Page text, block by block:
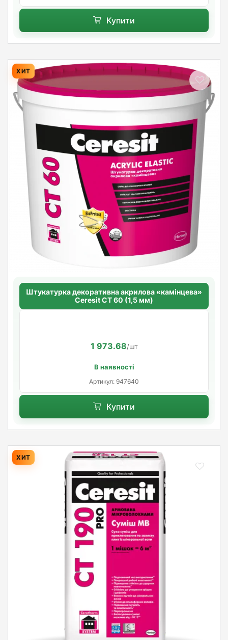
Купити
ХИТ
Штукатурка декоративна акрилова «камінцева»
Ceresit CT 60 (1,5 мм)
1 973.68/шт
В наявності
Артикул: 947640
Купити
ХИТ